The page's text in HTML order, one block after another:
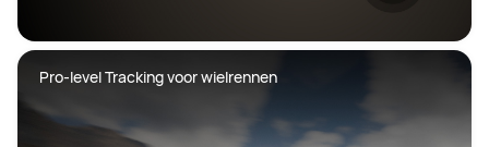
Pro-level Tracking voor wielrennen